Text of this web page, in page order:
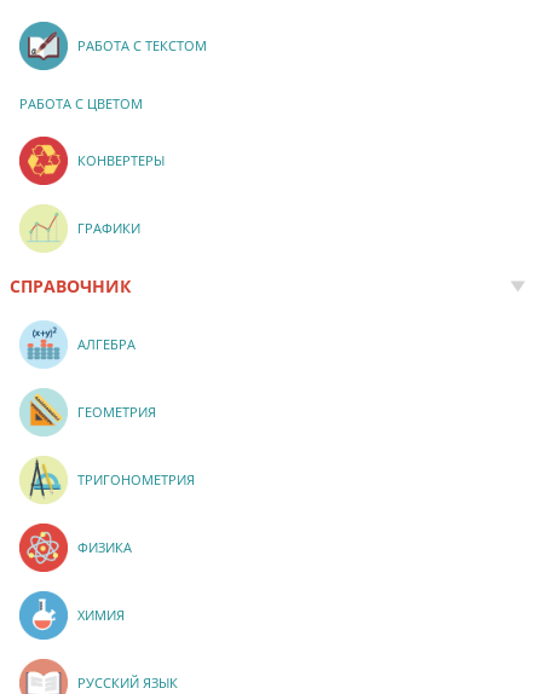
РАБОТА С ТЕКСТОМ
РАБОТА С ЦВЕТОМ
КОНВЕРТЕРЫ
ГРАФИКИ
СПРАВОЧНИК
АЛГЕБРА
ГЕОМЕТРИЯ
ТРИГОНОМЕТРИЯ
ФИЗИКА
ХИМИЯ
РУССКИЙ ЯЗЫК